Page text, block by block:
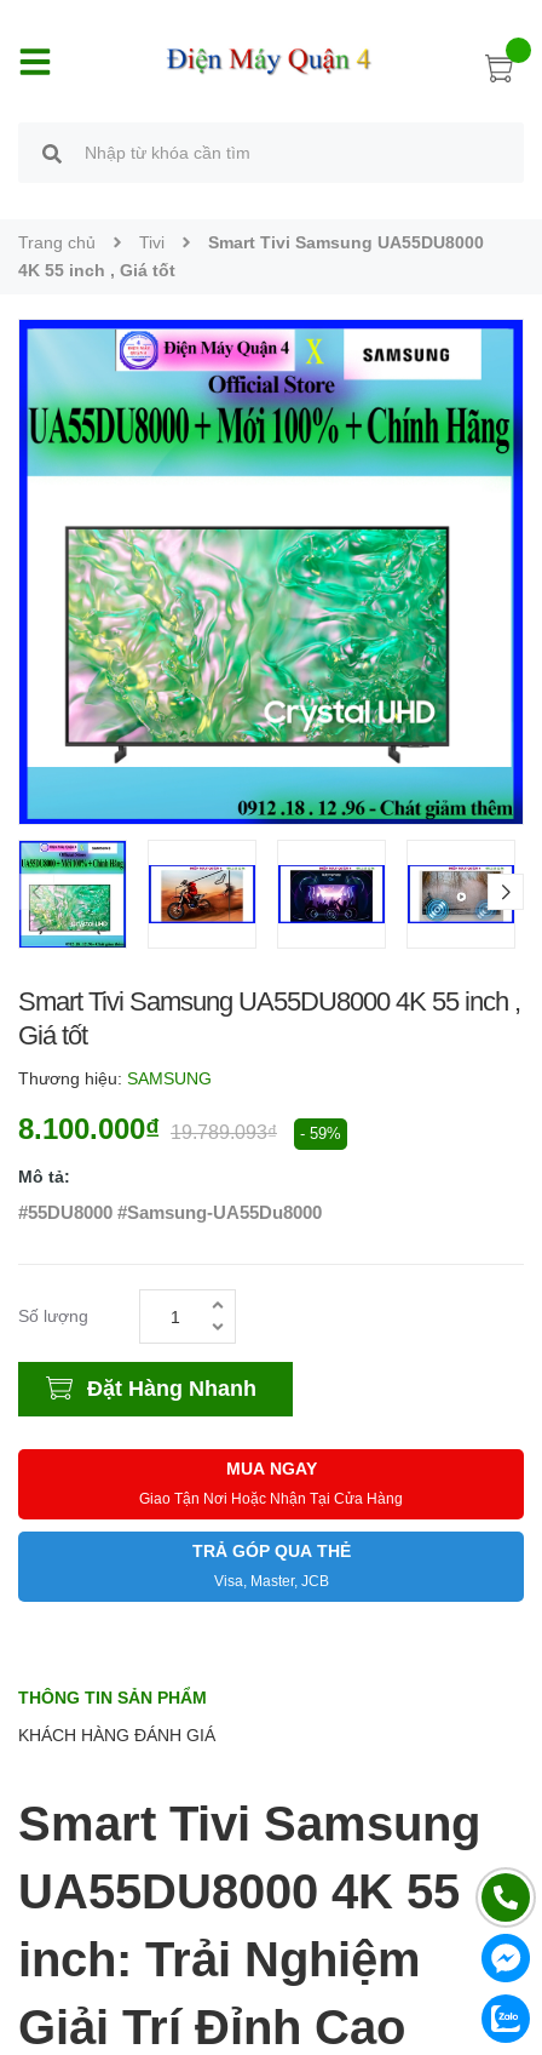
Trang chủ Tivi
Smart Tivi Samsung UA55DU8000
4K 55 inch , Giá tốt
Smart Tivi Samsung UA55DU8000 4K 55 inch ,
Giá tốt
Thương hiệu: SAMSUNG
8.100.000₫ 19.789.093₫ - 59%
Mô tả:
#55DU8000 #Samsung-UA55Du8000
Số lượng
Đặt Hàng Nhanh
MUA NGAY
Giao Tận Nơi Hoặc Nhận Tại Cửa Hàng
TRẢ GÓP QUA THẺ
Visa, Master, JCB
THÔNG TIN SẢN PHẨM
KHÁCH HÀNG ĐÁNH GIÁ
Smart Tivi Samsung
UA55DU8000 4K 55
inch: Trải Nghiệm
Giải Trí Đỉnh Cao